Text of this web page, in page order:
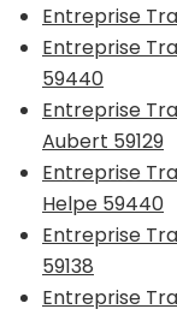
Entreprise
Entreprise
59440
Entreprise
Aubert 59129
Entreprise
Helpe 59440
Entreprise
59138
Entreprise